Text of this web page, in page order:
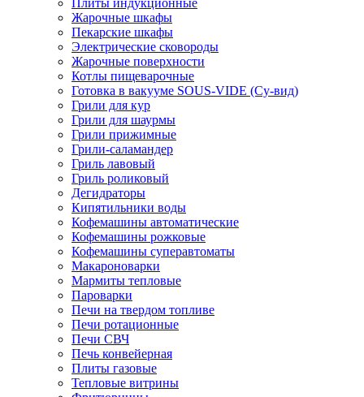
Плиты индукционные
Жарочные шкафы
Пекарские шкафы
Электрические сковороды
Жарочные поверхности
Котлы пищеварочные
Готовка в вакууме SOUS-VIDE (Су-вид)
Грили для кур
Грили для шаурмы
Грили прижимные
Грили-саламандер
Гриль лавовый
Гриль роликовый
Дегидраторы
Кипятильники воды
Кофемашины автоматические
Кофемашины рожковые
Кофемашины суперавтоматы
Макароноварки
Мармиты тепловые
Пароварки
Печи на твердом топливе
Печи ротационные
Печи СВЧ
Печь конвейерная
Плиты газовые
Тепловые витрины